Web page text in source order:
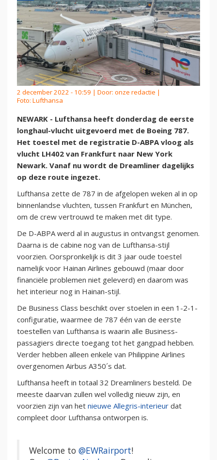
2 december 2022 - 10:59 | Door: onze redactie |
Foto: Lufthansa
NEWARK - Lufthansa heeft donderdag de eerste
longhaul-vlucht uitgevoerd met de Boeing 787.
Het toestel met de registratie D-ABPA vloog als
vlucht LH402 van Frankfurt naar New York
Newark. Vanaf nu wordt de Dreamliner dagelijks
op deze route ingezet.
Lufthansa zette de 787 in de afgelopen weken al in op
binnenlandse vluchten, tussen Frankfurt en München,
om de crew vertrouwd te maken met dit type.
De D-ABPA werd al in augustus in ontvangst genomen.
Daarna is de cabine nog van de Lufthansa-stijl
voorzien. Oorspronkelijk is dit 3 jaar oude toestel
namelijk voor Hainan Airlines gebouwd (maar door
financiële problemen niet geleverd) en daarom was
het interieur nog in Hainan-stijl.
De Business Class beschikt over stoelen in een 1-2-1-
configuratie, waarmee de 787 één van de eerste
toestellen van Lufthansa is waarin alle Business-
passagiers directe toegang tot het gangpad hebben.
Verder hebben alleen enkele van Philippine Airlines
overgenomen Airbus A350´s dat.
Lufthansa heeft in totaal 32 Dreamliners besteld. De
meeste daarvan zullen wel volledig nieuw zijn, en
voorzien zijn van het nieuwe Allegris-interieur dat
compleet door Lufthansa ontworpen is.
Welcome to @EWRairport!